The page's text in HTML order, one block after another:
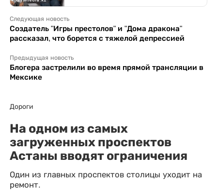
Следующая новость
Создатель "Игры престолов" и "Дома дракона"
рассказал, что борется с тяжелой депрессией
Предыдущая новость
Блогера застрелили во время прямой трансляции в
Мексике
Дороги
На одном из самых
загруженных проспектов
Астаны вводят ограничения
Один из главных проспектов столицы уходит на
ремонт.